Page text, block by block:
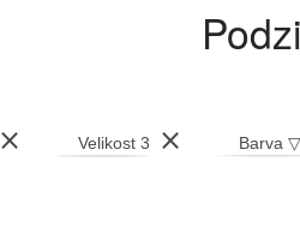
⨯ Velikost 3 ⨯ Barva ▽